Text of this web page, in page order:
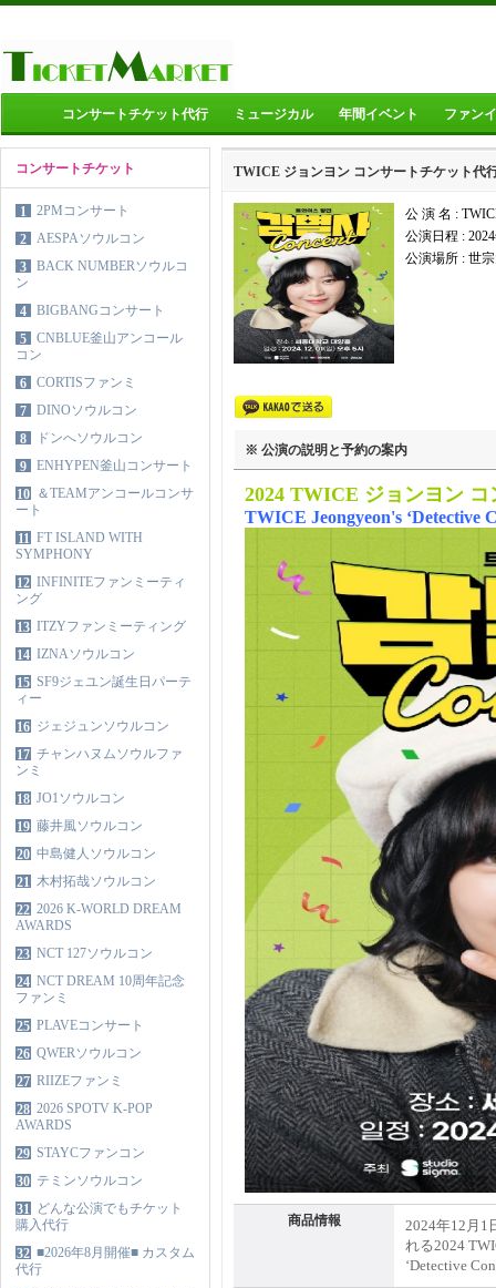
コンサートチケット代行 ミュージカル 年間イベント ファン
コンサートチケット
1
2PMコンサート
2
AESPAソウルコン
3
BACK NUMBERソウルコ
ン
4
BIGBANGコンサート
5
CNBLUE釜山アンコール
コン
6
CORTISファンミ
7
DINOソウルコン
8
ドンへソウルコン
9
ENHYPEN釜山コンサート
10 ＆TEAMアンコールコンサ
ート
11 FT ISLAND WITH
SYMPHONY
12 INFINITEファンミーティ
ング
13 ITZYファンミーティング
14 IZNAソウルコン
15 SF9ジェユン誕生日パーテ
ィー
16 ジェジュンソウルコン
17 チャンハヌムソウルファ
ンミ
18 JO1ソウルコン
19 藤井風ソウルコン
20 中島健人ソウルコン
21 木村拓哉ソウルコン
22 2026 K-WORLD DREAM
AWARDS
23 NCT 127ソウルコン
24 NCT DREAM 10周年記念
ファンミ
25 PLAVEコンサート
26 QWERソウルコン
27 RIIZEファンミ
28 2026 SPOTV K-POP
AWARDS
29 STAYCファンコン
30 テミンソウルコン
31 どんな公演でもチケット
購入代行
32 ■2026年8月開催■ カスタム
代行
TWICE ジョンヨン コンサートチケット代
公 演 名 :
公演日程 :
公演場所 : 世
※ 公演の説明と予約の案内
2024 TWICE ジョンヨン
TWICE Jeongyeon's ‘Detective
商品情報
2024年12月1
れる2024
‘Detective